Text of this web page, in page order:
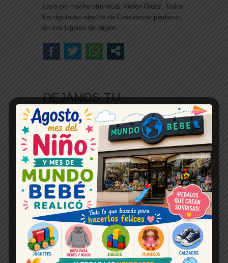
cayó por mucho otro local, Rubén Ojuez. Todos
los diputados electos de Cambiemos perdieron
en sus lugares de origen.
DEJANOS TU
COMENTARIO
Farmacias de turno
Espacio publicitario